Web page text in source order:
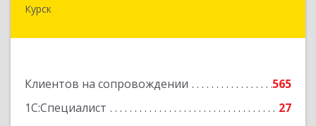
Курск
Клиентов на сопровождении
565
1С:Специалист
27
305035, Курская обл, Курск г, Овечкина ул, дом